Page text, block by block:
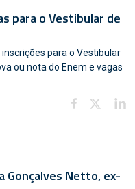
para o Vestibular de
para o Vestibular
ou nota do Enem e vagas
Gonçalves Netto, ex-